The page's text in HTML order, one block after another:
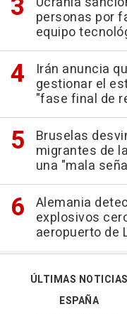
personas por
equipo
Irán anuncia
gestionar el
"fase final de
Bruselas
migrantes de
una "mala
Alemania
explosivos
aeropuerto de
ÚLTIMAS NOTICIAS
ESPAÑA